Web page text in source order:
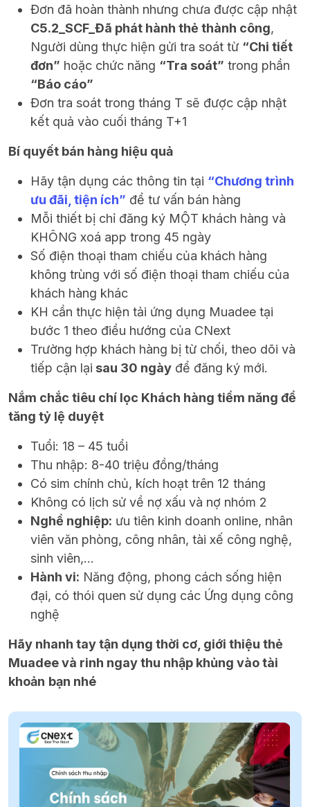
Đơn đã hoàn thành nhưng chưa được cập nhật
C5.2_SCF_Đã phát hành thẻ thành công,
Người dùng thực hiện gửi tra soát từ “Chi tiết
đơn” hoặc chức năng “Tra soát” trong phần
“Báo cáo”
Đơn tra soát trong tháng T sẽ được cập nhật
kết quả vào cuối tháng T+1
Bí quyết bán hàng hiệu quả
Hãy tận dụng các thông tin tại “Chương trình
ưu đãi, tiện ích” để tư vấn bán hàng
Mỗi thiết bị chỉ đăng ký MỘT khách hàng và
KHÔNG xoá app trong 45 ngày
Số điện thoại tham chiếu của khách hàng
không trùng với số điện thoại tham chiếu của
khách hàng khác
KH cần thực hiện tải ứng dụng Muadee tại
bước 1 theo điều hướng của CNext
Trường hợp khách hàng bị từ chối, theo dõi và
tiếp cận lại sau 30 ngày để đăng ký mới.
Nắm chắc tiêu chí lọc Khách hàng tiềm năng để
tăng tỷ lệ duyệt
Tuổi: 18 – 45 tuổi
Thu nhập: 8-40 triệu đồng/tháng
Có sim chính chủ, kích hoạt trên 12 tháng
Không có lịch sử về nợ xấu và nợ nhóm 2
Nghề nghiệp: ưu tiên kinh doanh online, nhân
viên văn phòng, công nhân, tài xế công nghệ,
sinh viên,…
Hành vi: Năng động, phong cách sống hiện
đại, có thói quen sử dụng các Ứng dụng công
nghệ
Hãy nhanh tay tận dụng thời cơ, giới thiệu thẻ
Muadee và rinh ngay thu nhập khủng vào tài
khoản bạn nhé